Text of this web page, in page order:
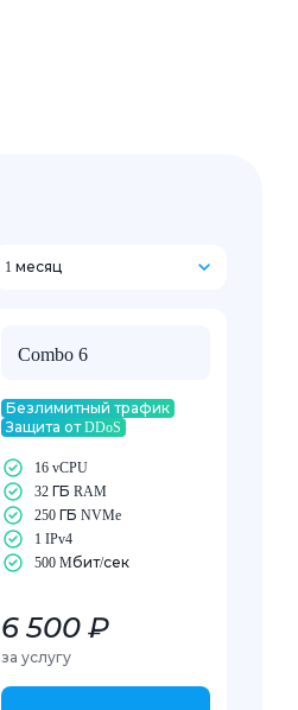
1 месяц
Combo 6
Безлимитный трафик
Защита от DDoS
16 vCPU
32 ГБ RAM
250 ГБ NVMe
1 IPv4
500 Mбит/сек
6 500 ₽
за услугу